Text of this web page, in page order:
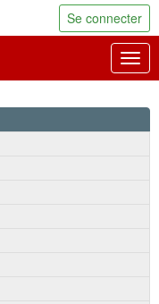
Se connecter